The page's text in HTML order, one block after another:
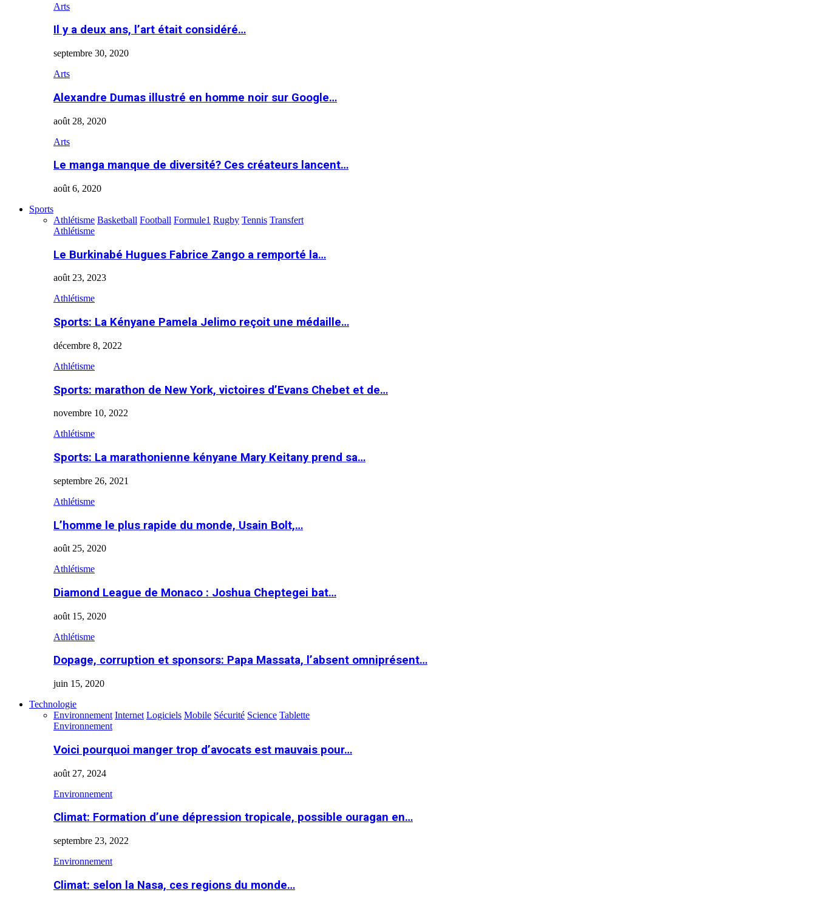
Arts
Il y a deux ans, l’art était considéré…
septembre 30, 2020
Arts
Alexandre Dumas illustré en homme noir sur Google…
août 28, 2020
Arts
Le manga manque de diversité? Ces créateurs lancent…
août 6, 2020
Sports
Athlétisme Basketball Football Formule1 Rugby Tennis Transfert
Athlétisme
Le Burkinabé Hugues Fabrice Zango a remporté la…
août 23, 2023
Athlétisme
Sports: La Kényane Pamela Jelimo reçoit une médaille…
décembre 8, 2022
Athlétisme
Sports: marathon de New York, victoires d’Evans Chebet et de…
novembre 10, 2022
Athlétisme
Sports: La marathonienne kényane Mary Keitany prend sa…
septembre 26, 2021
Athlétisme
L’homme le plus rapide du monde, Usain Bolt,…
août 25, 2020
Athlétisme
Diamond League de Monaco : Joshua Cheptegei bat…
août 15, 2020
Athlétisme
Dopage, corruption et sponsors: Papa Massata, l’absent omniprésent…
juin 15, 2020
Technologie
Environnement Internet Logiciels Mobile Sécurité Science Tablette
Environnement
Voici pourquoi manger trop d’avocats est mauvais pour…
août 27, 2024
Environnement
Climat: Formation d’une dépression tropicale, possible ouragan en…
septembre 23, 2022
Environnement
Climat: selon la Nasa, ces regions du monde…